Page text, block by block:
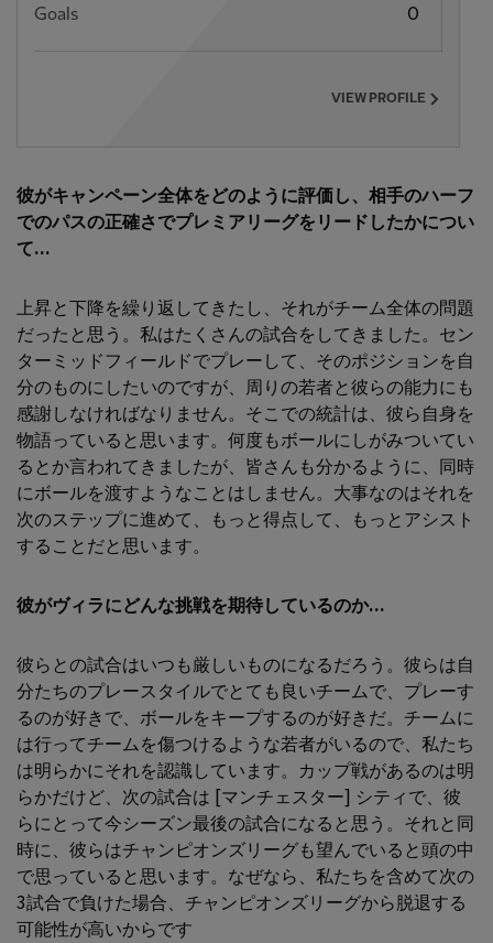
Goals 0
VIEW PROFILE
彼がキャンペーン全体をどのように評価し、相手のハーフ
でのパスの正確さでプレミアリーグをリードしたかについ
て...
上昇と下降を繰り返してきたし、それがチーム全体の問題
だったと思う。私はたくさんの試合をしてきました。セン
ターミッドフィールドでプレーして、そのポジションを自
分のものにしたいのですが、周りの若者と彼らの能力にも
感謝しなければなりません。そこでの統計は、彼ら自身を
物語っていると思います。何度もボールにしがみついてい
るとか言われてきましたが、皆さんも分かるように、同時
にボールを渡すようなことはしません。大事なのはそれを
次のステップに進めて、もっと得点して、もっとアシスト
することだと思います。
彼がヴィラにどんな挑戦を期待しているのか...
彼らとの試合はいつも厳しいものになるだろう。彼らは自
分たちのプレースタイルでとても良いチームで、プレーす
るのが好きで、ボールをキープするのが好きだ。チームに
は行ってチームを傷つけるような若者がいるので、私たち
は明らかにそれを認識しています。カップ戦があるのは明
らかだけど、次の試合は [マンチェスター] シティで、彼
らにとって今シーズン最後の試合になると思う。それと同
時に、彼らはチャンピオンズリーグも望んでいると頭の中
で思っていると思います。なぜなら、私たちを含めて次の
3試合で負けた場合、チャンピオンズリーグから脱退する
可能性が高いからです